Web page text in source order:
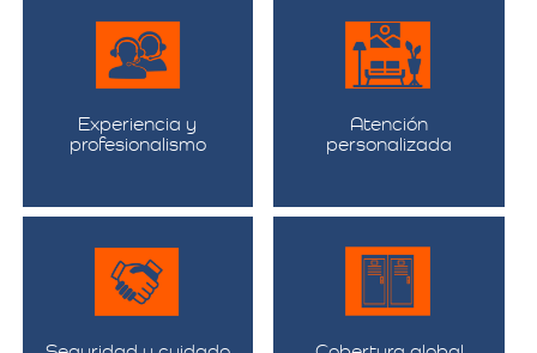
Experiencia y
profesionalismo
Atención
personalizada